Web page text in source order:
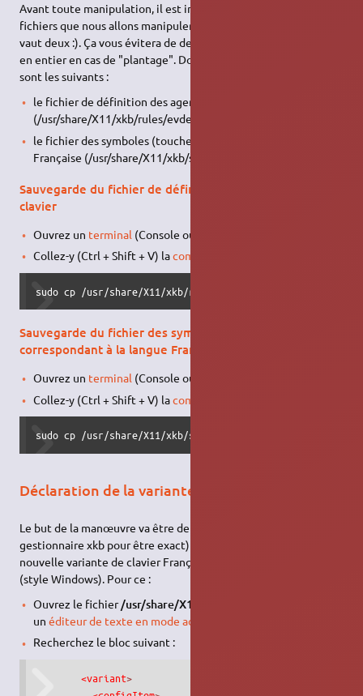
Avant toute manipulation, il est intéressant de sauvegarder les
fichiers que nous allons manipuler car un Linuxien avertit en
vaut deux :). Ça vous évitera de devoir réinstaller votre système
en entier en cas de "plantage". Donc les fichiers à sauvegarder
sont les suivants :
le fichier de définition des agencements du clavier
(/usr/share/X11/xkb/rules/evdev.xml).
le fichier des symboles (touches) correspondant à la langue
Française (/usr/share/X11/xkb/symbols/fr).
Sauvegarde du fichier de définition des agencements du
clavier
Ouvrez un terminal (Console ou Émulateur de terminal).
Collez-y (Ctrl + Shift + V) lacommande
sudo cp /usr/share/X11/xkb/rules/evdev.xml /usr/share/
Sauvegarde du fichier des symboles (touches)
correspondant à la langue Française
Ouvrez un terminal (Console ou Émulateur de terminal).
Collez-y (Ctrl + Shift + V) lacommande
sudo cp /usr/share/X11/xkb/symbols/fr /usr/share/X11/
Déclaration de la variante
Le but de la manœuvre va être de dire à Xubuntu (le
gestionnaire xkb pour être exact) qu'on veut lui déclarer une
nouvelle variante de clavier Français qu'on appellera : Français
(style Windows). Pour ce :
Ouvrez le fichier/usr/share/X11/xkb/rules/evdev.xml
un éditeur de texte en mode administrateur
Recherchez le bloc suivant :
<variant>